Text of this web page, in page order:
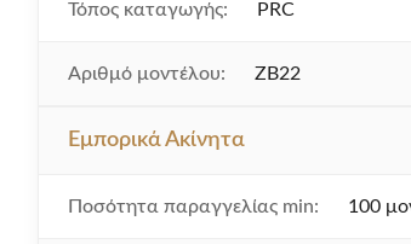
Τόπος καταγωγής: PRC
Αριθμό μοντέλου: ZB22
Εμπορικά Ακίνητα
Ποσότητα παραγγελίας min: 100